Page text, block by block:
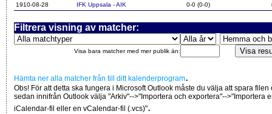
1910-08-28
IFK Uppsala - AIK 0-0 (0-0)
Filtrera visning av matcher:
Visa bara matcher med mer publik än:
Hämta ner alla matcher från till ditt kalenderprogram.
Obs! För att detta ska fungera i Microsoft Outlook måste du välja att spara filen
sedan innifrån Outlook välja "Arkiv"-->"Importera och exportera"-->"Importera
iCalendar-fil eller en vCalendar-fil (.vcs)".